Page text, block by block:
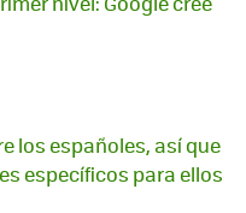
los españoles, así que
específicos para ellos